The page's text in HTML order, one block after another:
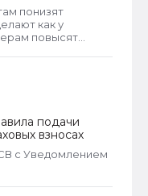
понизят
как у
повысят
подачи
взносах
с Уведомлением